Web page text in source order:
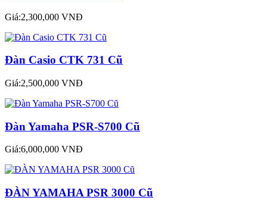
Giá:2,300,000 VNĐ
Đàn Casio CTK 731 Cũ
Giá:2,500,000 VNĐ
Đàn Yamaha PSR-S700 Cũ
Giá:6,000,000 VNĐ
ĐÀN YAMAHA PSR 3000 Cũ